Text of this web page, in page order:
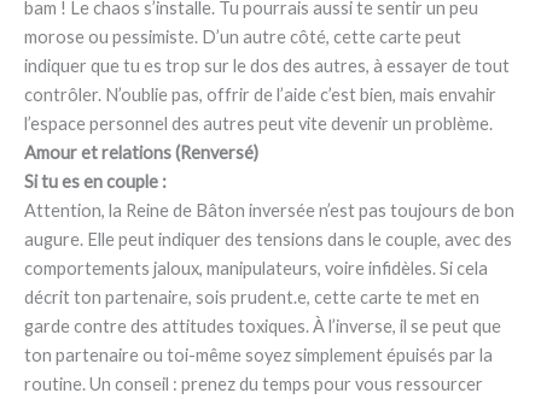
bam ! Le chaos s’installe. Tu pourrais aussi te sentir un peu
morose ou pessimiste. D’un autre côté, cette carte peut
indiquer que tu es trop sur le dos des autres, à essayer de tout
contrôler. N’oublie pas, offrir de l’aide c’est bien, mais envahir
l’espace personnel des autres peut vite devenir un problème.
Amour et relations (Renversé)
Si tu es en couple :
Attention, la Reine de Bâton inversée n’est pas toujours de bon
augure. Elle peut indiquer des tensions dans le couple, avec des
comportements jaloux, manipulateurs, voire infidèles. Si cela
décrit ton partenaire, sois prudent.e, cette carte te met en
garde contre des attitudes toxiques. À l’inverse, il se peut que
ton partenaire ou toi-même soyez simplement épuisés par la
routine. Un conseil : prenez du temps pour vous ressourcer